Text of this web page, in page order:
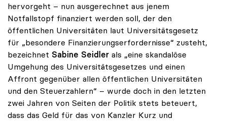
hervorgeht – nun ausgerechnet aus jenem
Notfallstopf finanziert werden soll, der den
öffentlichen Universitäten laut Universitätsgesetz
für „besondere Finanzierungserfordernisse“ zusteht,
bezeichnet Sabine Seidler als „eine skandalöse
Umgehung des Universitätsgesetzes und einen
Affront gegenüber allen öffentlichen Universitäten
und den Steuerzahlern“ – wurde doch in den letzten
zwei Jahren von Seiten der Politik stets beteuert,
dass das Geld für das von Kanzler Kurz und